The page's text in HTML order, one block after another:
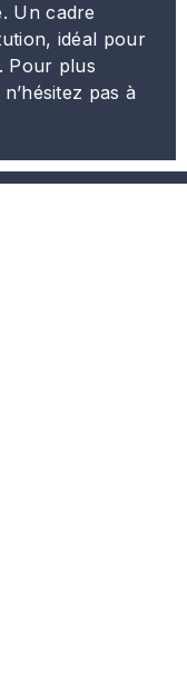
Un cadre
idéal pour
Pour plus
pas à